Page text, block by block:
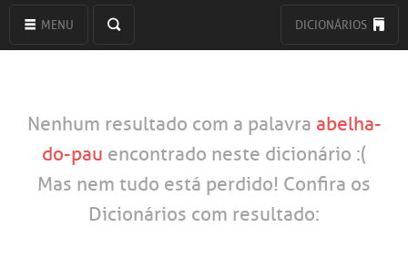
MENU DICIONÁRIOS
Nenhum resultado com a palavra abelha-
do-pau encontrado neste dicionário :(
Mas nem tudo está perdido! Confira os
Dicionários com resultado: